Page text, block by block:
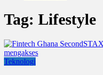
Tag: Lifestyle
Teknologi